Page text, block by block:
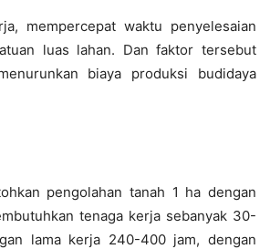
mempercepat waktu penyelesaian
luas lahan. Dan faktor tersebut
biaya produksi budidaya
pengolahan tanah 1 ha dengan
tenaga kerja sebanyak 30-
lama kerja 240-400 jam, dengan